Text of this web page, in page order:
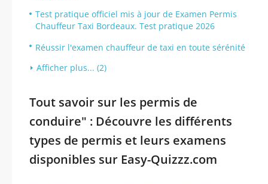
Test pratique officiel mis à jour de Examen Permis
Chauffeur Taxi Bordeaux. Test pratique 2026
Réussir l'examen chauffeur de taxi en toute sérénité
Afficher plus... (2)
Tout savoir sur les permis de
conduire" : Découvre les différents
types de permis et leurs examens
disponibles sur Easy-Quizzz.com